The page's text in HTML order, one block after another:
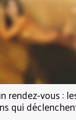
rendez-vous :
qui